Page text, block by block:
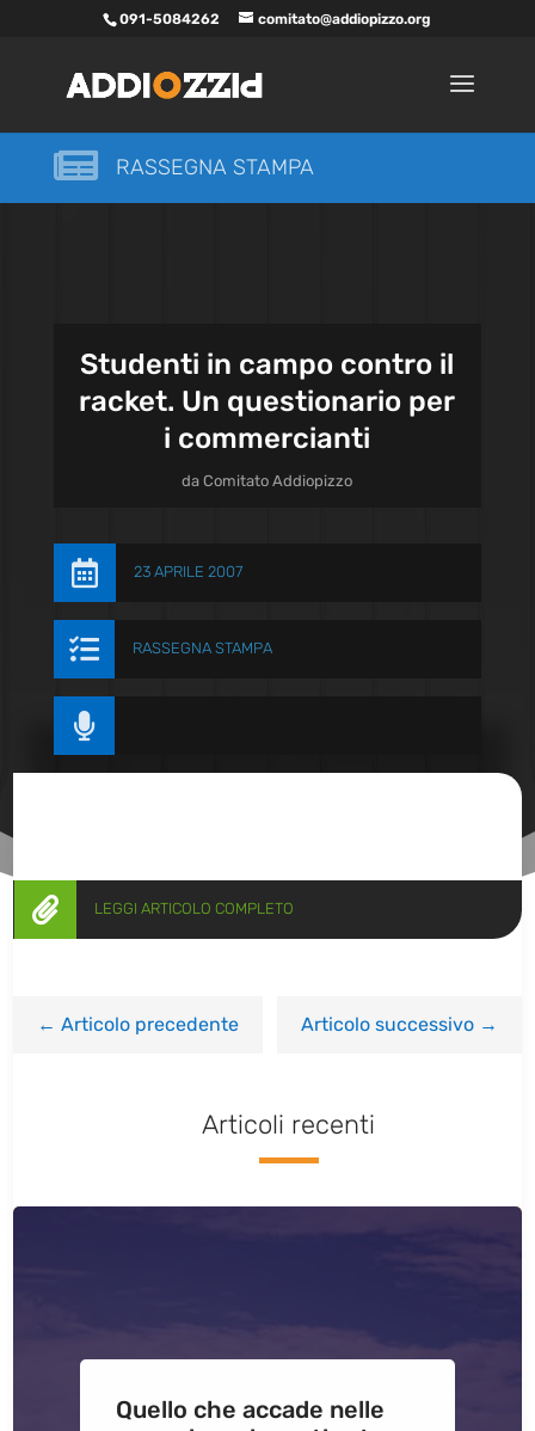
091-5084262 comitato@addiopizzo.org
 RASSEGNA STAMPA
Studenti in campo contro il
racket. Un questionario per
i commercianti
daComitato Addiopizzo
 23 APRILE 2007
 RASSEGNA STAMPA

 LEGGI ARTICOLO COMPLETO
←Articolo precedente Articolo successivo→
Articoli recenti
Quello che accade nelle